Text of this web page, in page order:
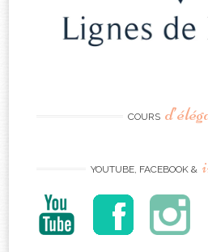
COURS
YOUTUBE, FACEBOOK &